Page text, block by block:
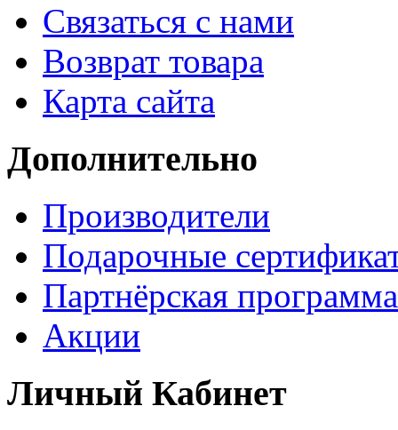
Связаться с нами
Возврат товара
Карта сайта
Дополнительно
Производители
Подарочные
Партнёрская программа
Акции
Личный Кабинет